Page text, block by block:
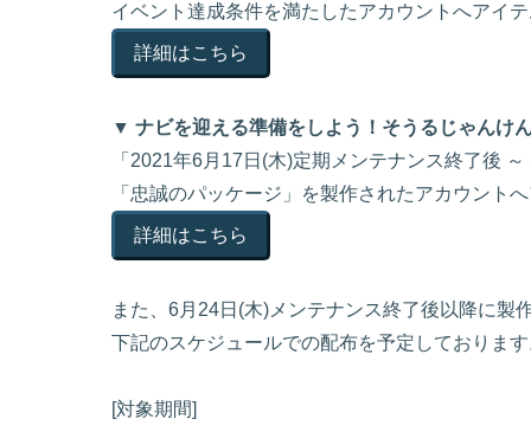
イベント達成条件を満たしたアカウントへアイ
詳細はこちら
▼ ナビを迎える準備をしよう！そうるじゃんけ
「2021年6月17日(木)定期メンテナンス終了後
「忠誠のパッケージ」を製作されたアカウント
詳細はこちら
また、6月24日(木)メンテナンス終了後以降に製
下記のスケジュールでの配布を予定しておりま
[対象期間]